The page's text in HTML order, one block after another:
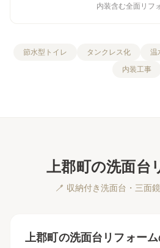
内装含む全面リフ
節水型トイレ タンクレス化 温
内装工事
上郡町の洗面台
🪥 収納付き洗面台・三面
上郡町 の洗面台リフォーム